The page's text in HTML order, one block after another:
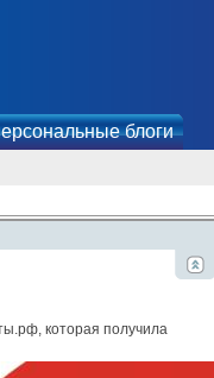
блоги
которая получила